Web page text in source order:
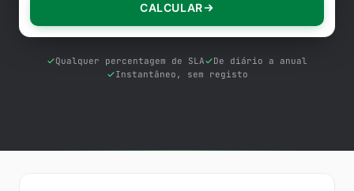
Ferramentas gratuitas
CALCULAR
Qualquer percentagem de SLA
De diário a anual
Instantâneo, sem registo